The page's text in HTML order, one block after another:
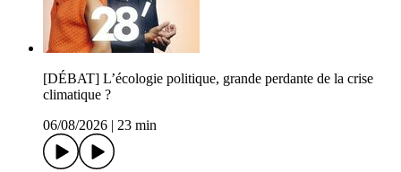
[DÉBAT] L’écologie politique, grande perdante de la crise
climatique ?
06/08/2026
23 min